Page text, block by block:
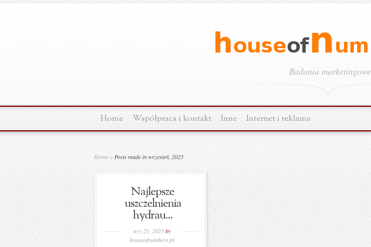
Badania marketingowe
Home Współpraca i kontakt Inne Internet i reklama
Home » Posts made in wrzesień, 2025
Najlepsze
uszczelnienia
hydrau...
wrz 21, 2025by
houseofnumbers.pl